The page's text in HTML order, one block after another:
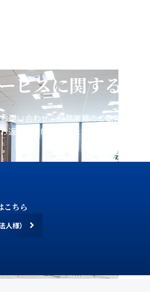
ビスに関するお
問い合わせ、税務業務のご依頼などを
返事にお時間をいただく場合がござい
こちら
人様）